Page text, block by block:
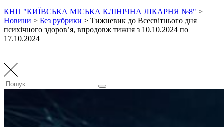
КНП "КИЇВСЬКА МІСЬКА КЛІНІЧНА ЛІКАРНЯ №8" >
Новини > Без рубрики > Тижневик до Всесвітнього дня
психічного здоров’я, впродовж тижня з 10.10.2024 по
17.10.2024
Пошук:
Пошук